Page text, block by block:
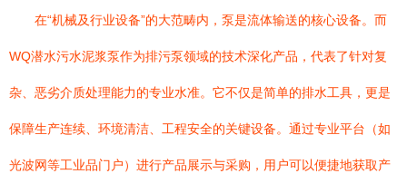
在“机械及行业设备”的大范畴内，泵是流体输送的核心设备。而
WQ潜水污水泥浆泵作为排污泵领域的技术深化产品，代表了针对复
杂、恶劣介质处理能力的专业水准。它不仅是简单的排水工具，更是
保障生产连续、环境清洁、工程安全的关键设备。通过专业平台（如
光波网等工业品门户）进行产品展示与采购，用户可以便捷地获取产